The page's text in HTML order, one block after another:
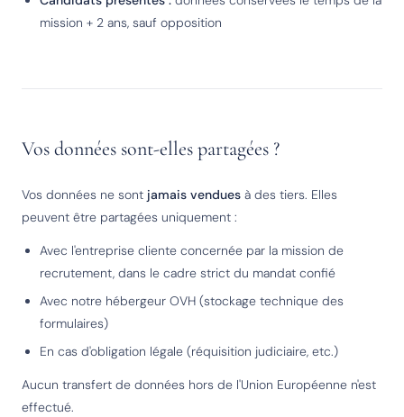
mission + 2 ans, sauf opposition
Vos données sont-elles partagées ?
Vos données ne sont jamais vendues à des tiers. Elles
peuvent être partagées uniquement :
Avec l'entreprise cliente concernée par la mission de
recrutement, dans le cadre strict du mandat confié
Avec notre hébergeur OVH (stockage technique des
formulaires)
En cas d'obligation légale (réquisition judiciaire, etc.)
Aucun transfert de données hors de l'Union Européenne n'est
effectué.